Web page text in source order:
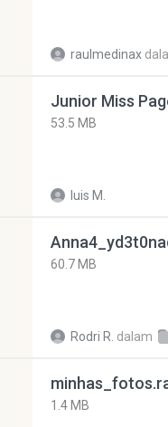
raulmedinax
53.5 MB
luis M.
60.7 MB
Rodri R. dalam
1.4 MB